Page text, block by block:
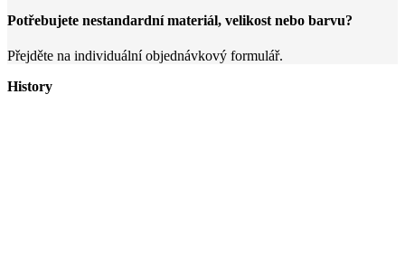
Potřebujete nestandardní materiál, velikost nebo barvu?
Přejděte na individuální objednávkový formulář.
History